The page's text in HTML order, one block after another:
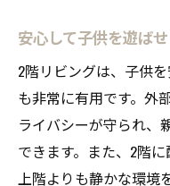
安心して子供を遊ば
2階リビングは、子供
も非常に有用です。外
ライバシーが守られ、
できます。また、2階
上階よりも静かな環境